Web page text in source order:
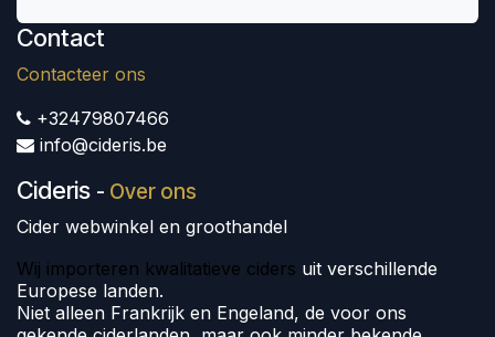
Contact
Contacteer ons
+32479807466
info@cideris.be
Cideris - Over ons
Cider webwinkel en groothandel
Wij importeren kwalitatieve ciders uit verschillende
Europese landen.
Niet alleen Frankrijk en Engeland, de voor ons